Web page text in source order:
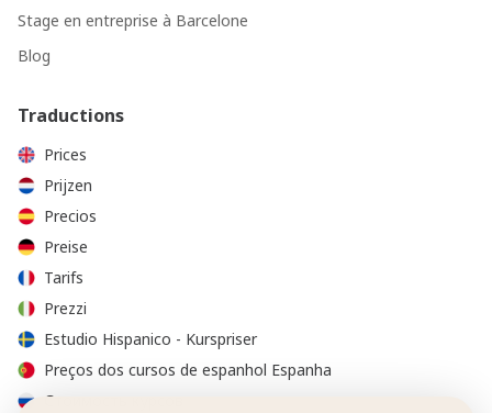
Stage en entreprise à Barcelone
Blog
Traductions
Prices
Prijzen
Precios
Preise
Tarifs
Prezzi
Estudio Hispanico - Kurspriser
Preços dos cursos de espanhol Espanha
Стоимость курсов